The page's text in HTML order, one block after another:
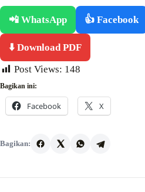
📲 WhatsApp 👍 Facebook
⬇️ Download PDF
Post Views: 148
Bagikan ini:
Facebook X
Bagikan: